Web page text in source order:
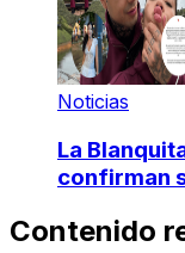
Noticias
La
confirman
Contenido